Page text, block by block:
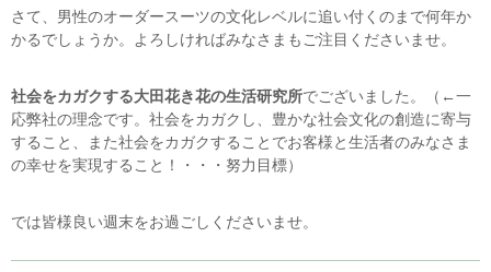
さて、男性のオーダースーツの文化レベルに追い付くのまで何年か
かるでしょうか。よろしければみなさまもご注目くださいませ。
社会をカガクする大田花き花の生活研究所でございました。（←一
応弊社の理念です。社会をカガクし、豊かな社会文化の創造に寄与
すること、また社会をカガクすることでお客様と生活者のみなさま
の幸せを実現すること！・・・努力目標）
では皆様良い週末をお過ごしくださいませ。